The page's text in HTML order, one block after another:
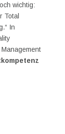
wichtig:
Total
In